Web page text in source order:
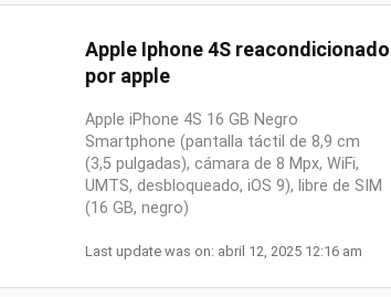
Apple Iphone 4S reacondicionado
por apple
Apple iPhone 4S 16 GB Negro
Smartphone (pantalla táctil de 8,9 cm
(3,5 pulgadas), cámara de 8 Mpx, WiFi,
UMTS, desbloqueado, iOS 9), libre de SIM
(16 GB, negro)
Last update was on: abril 12, 2025 12:16 am